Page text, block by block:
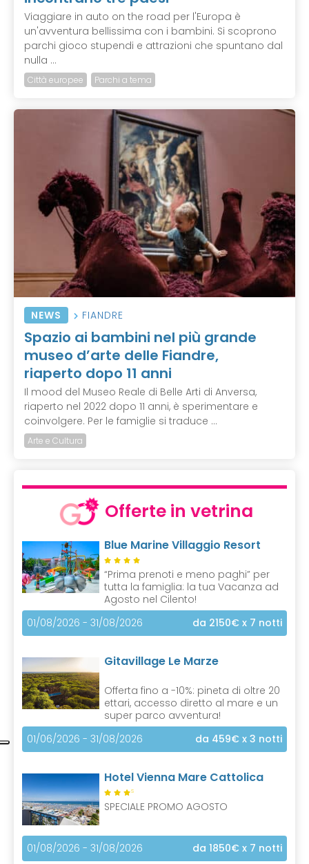
Viaggiare in auto on the road per l'Europa è
un'avventura bellissima con i bambini. Si scoprono
parchi gioco stupendi e attrazioni che spuntano dal
nulla ...
Città europee Parchi a tema
NEWS FIANDRE
Spazio ai bambini nel più grande
museo d’arte delle Fiandre,
riaperto dopo 11 anni
Il mood del Museo Reale di Belle Arti di Anversa,
riaperto nel 2022 dopo 11 anni, è sperimentare e
coinvolgere. Per le famiglie si traduce ...
Arte e Cultura
Offerte in vetrina
Blue Marine Villaggio Resort
“Prima prenoti e meno paghi” per
tutta la famiglia: la tua Vacanza ad
Agosto nel Cilento!
01/08/2026 - 31/08/2026
da 2150€ x 7 notti
Gitavillage Le Marze
Offerta fino a -10%: pineta di oltre 20
ettari, accesso diretto al mare e un
super parco avventura!
01/06/2026 - 31/08/2026
da 459€ x 3 notti
Hotel Vienna Mare Cattolica
S
SPECIALE PROMO AGOSTO
01/08/2026 - 31/08/2026 da 1850€ x 7 notti